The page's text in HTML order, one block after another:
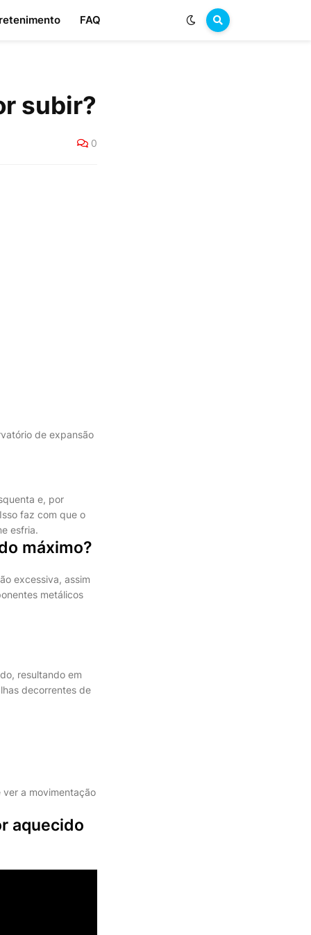
FAQ
subir?
0
de expansão
e, por
faz com que o
esfria.
máximo?
excessiva, assim
metálicos
resultando em
decorrentes de
a movimentação
aquecido